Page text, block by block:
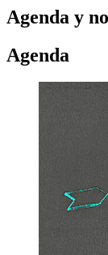
Agenda y
Agenda